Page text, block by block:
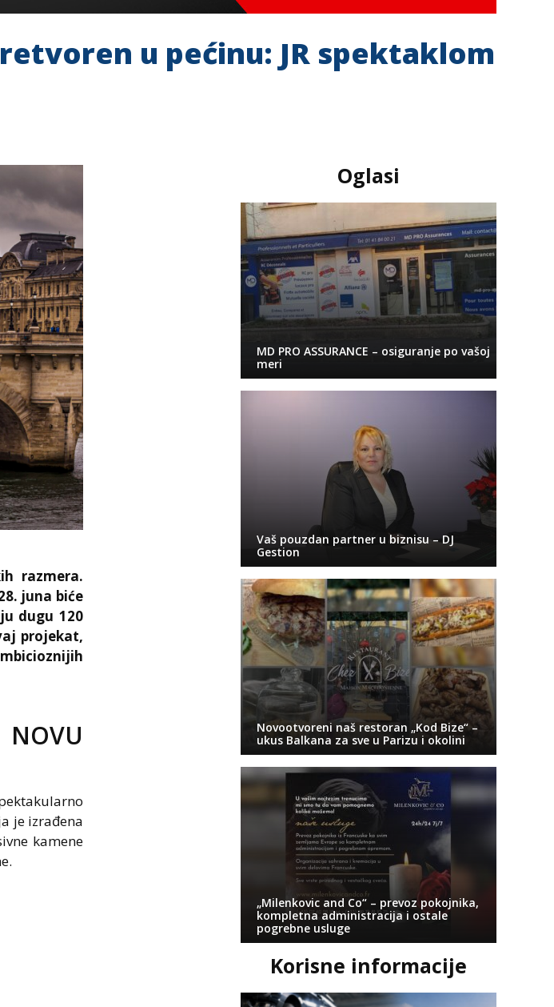
u pećinu: JR spektaklom
razmera.
juna biće
dugu 120
projekat,
je izrađena
kamene
Oglasi
MD PRO ASSURANCE – osiguranje po vašoj
meri
Vaš pouzdan partner u biznisu – DJ
Gestion
Novootvoreni naš restoran „Kod Bize“ –
ukus Balkana za sve u Parizu i okolini
„Milenkovic and Co“ – prevoz pokojnika,
kompletna administracija i ostale
pogrebne usluge
Korisne informacije